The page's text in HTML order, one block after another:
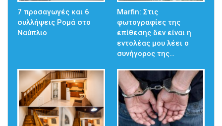
7 προσαγωγές και 6
συλλήψεις Ρομά στο
Ναύπλιο
Marfin: Στις
φωτογραφίες της
επίθεσης δεν είναι η
εντολέας μου λέει ο
συνήγορος της…